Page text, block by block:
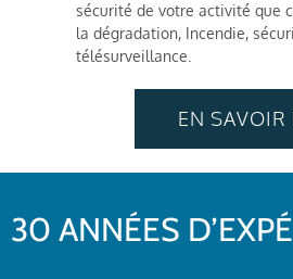
sécurité de votre activité que
la dégradation, Incendie,
télésurveillance.
EN SAVOIR
30 ANNÉES